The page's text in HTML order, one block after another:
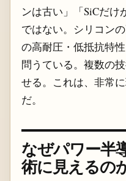
ンは古い」「SiCだけ
ではない。シリコン
の高耐圧・低抵抗特
問うている。複数の
せる。これは、非常
だ。
なぜパワー半
術に見えるの